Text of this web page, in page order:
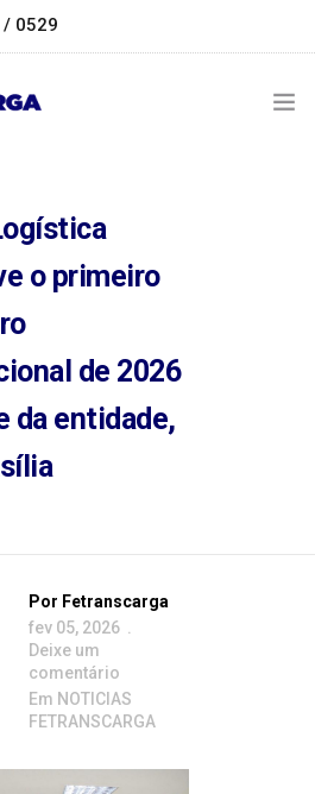
0529
o primeiro
de 2026
da entidade,
Por Fetranscarga
fev 05, 2026
Deixe um
comentário
Em NOTICIAS
FETRANSCARGA